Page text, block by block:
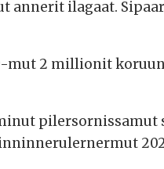
annerit ilagaat.
mut 2 millionit